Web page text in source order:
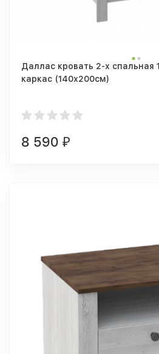
Даллас кровать 2-х спальная
каркас (140х200см)
8 590 ₽